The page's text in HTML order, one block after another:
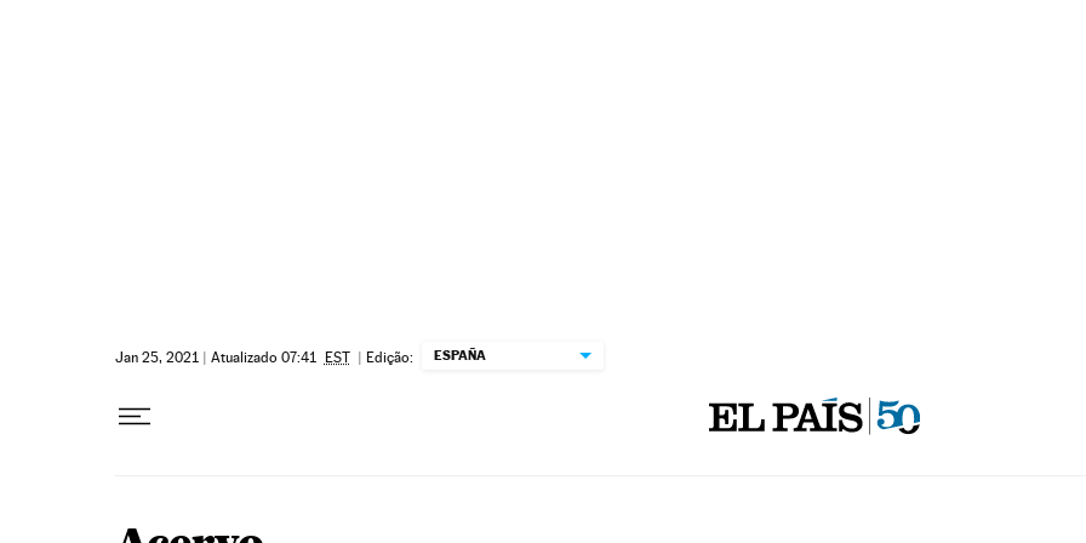
Jan 25, 2021 | Atualizado 07:41 EST | Edição: ESPAÑA